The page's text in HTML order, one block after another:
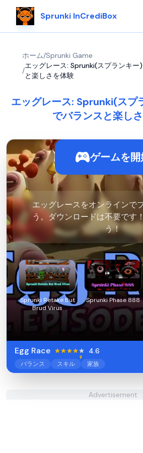
Sprunki InCrediBox
ホーム/Sprunki Game
/
エッグレース: Sprunki(スプランキー
と楽しさを体験
エッグレース: Sprunki(スプ
でバランスと楽し
ゲームを開
エッグレースをオンラインで
う。ダウンロードは不要です
う！
Sprunki Retake But
Brud Virus
Sprunki Phase 888
Egg Race 4.6
バランス スキル 家族
Advertisement